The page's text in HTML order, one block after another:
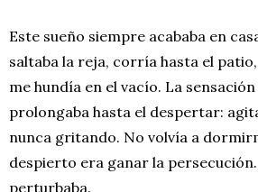
Este sueño siempre acababa en
saltaba la reja, corría hasta el
me hundía en el vacío. La
prolongaba hasta el despertar:
nunca gritando. No volvía a
despierto era ganar la
perturbaba.